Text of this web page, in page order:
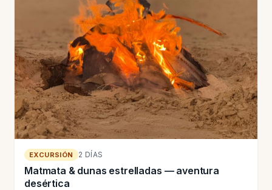
EXCURSIÓN 2 DÍAS
Matmata & dunas estrelladas — aventura
desértica